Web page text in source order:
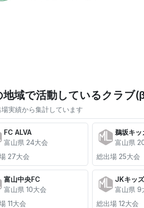
地域で活動しているクラブ
場実績から集計しています
FC ALVA
富山県 24大会
27大会
鵜坂キッ
富山県
総出場 25大会
富山中央FC
富山県 10大会
11大会
JKキッ
富山県 9
総出場 12大会